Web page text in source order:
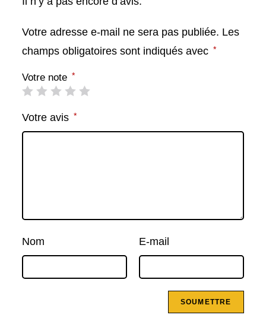
Votre adresse e-mail ne sera pas publiée. Les
champs obligatoires sont indiqués avec *
Votre note *
Votre avis *
Nom E-mail